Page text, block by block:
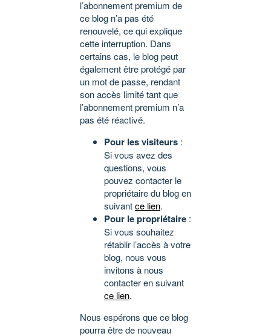
l’abonnement premium de
ce blog n’a pas été
renouvelé, ce qui explique
cette interruption. Dans
certains cas, le blog peut
également être protégé par
un mot de passe, rendant
son accès limité tant que
l’abonnement premium n’a
pas été réactivé.
Pour les visiteurs :
Si vous avez des
questions, vous
pouvez contacter le
propriétaire du blog en
suivantce lien.
Pour le propriétaire :
Si vous souhaitez
rétablir l’accès à votre
blog, nous vous
invitons à nous
contacter en suivant
ce lien.
Nous espérons que ce blog
pourra être de nouveau